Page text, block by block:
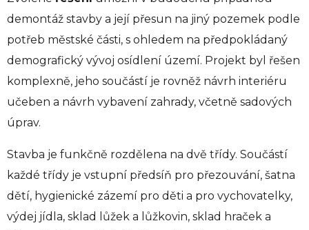
demontáž stavby a její přesun na jiný pozemek podle
potřeb městské části, s ohledem na předpokládaný
demografický vývoj osídlení území. Projekt byl řešen
komplexně, jeho součástí je rovněž návrh interiéru
učeben a návrh vybavení zahrady, včetně sadových
úprav.
Stavba je funkčně rozdělena na dvě třídy. Součástí
každé třídy je vstupní předsíň pro přezouvání, šatna
dětí, hygienické zázemí pro děti a pro vychovatelky,
výdej jídla, sklad lůžek a lůžkovin, sklad hraček a